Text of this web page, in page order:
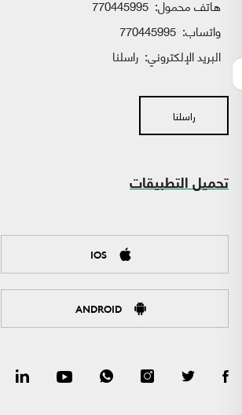
هاتف محمول: 770445995
واتساب:
البريد الإلكتروني: راسلنا
راسلنا
تحميل التطبيقات
IOS
ANDROID